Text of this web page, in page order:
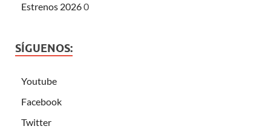
Estrenos 20260
SÍGUENOS:
Youtube
Facebook
Twitter